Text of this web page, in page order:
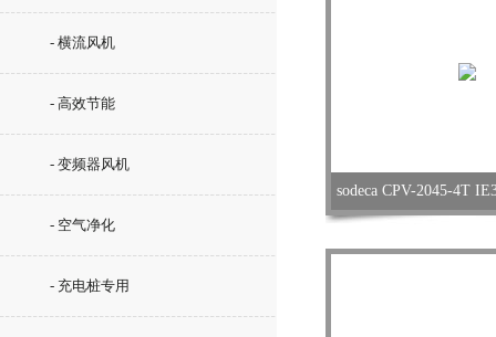
- 横流风机
- 高效节能
- 变频器风机
- 空气净化
- 充电桩专用
sodeca CPV-2045-4T